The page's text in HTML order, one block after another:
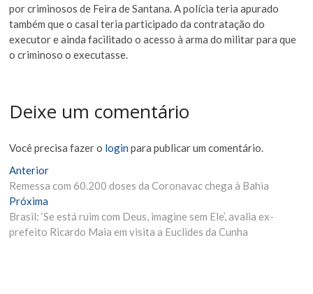
por criminosos de Feira de Santana. A polícia teria apurado
também que o casal teria participado da contratação do
executor e ainda facilitado o acesso à arma do militar para que
o criminoso o executasse.
Deixe um comentário
Você precisa fazer o login para publicar um comentário.
Navegação
de
Post
AnteriorMatéria
Anterior:
Remessa com 60.200 doses da Coronavac chega à Bahia
Próxima
Materia:
Brasil: ‘Se está ruim com Deus, imagine sem Ele’, avalia ex-
prefeito Ricardo Maia em visita a Euclides da Cunha